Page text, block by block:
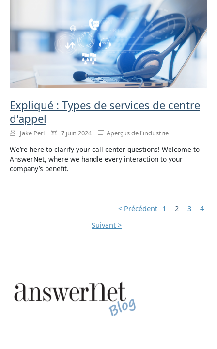
Expliqué : Types de services de centre
d'appel
Jake Perl 7 juin 2024 Aperçus de l'industrie
We’re here to clarify your call center questions! Welcome to
AnswerNet, where we handle every interaction to your
company’s benefit.
< Précédent 1 2 3
4
Suivant >